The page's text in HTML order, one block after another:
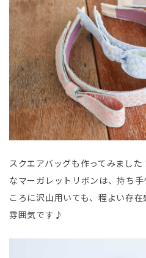
スクエアバッグも作ってみまし
なマーガレットリボンは、持ち
ころに沢山用いても、程よい存
雰囲気です♪